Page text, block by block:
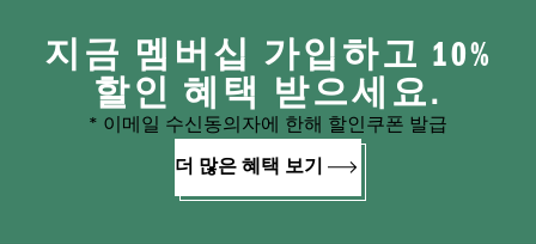
지금 멤버십 가입하고 10%
할인 혜택 받으세요.
* 이메일 수신동의자에 한해 할인쿠폰 발급
더 많은 혜택 보기